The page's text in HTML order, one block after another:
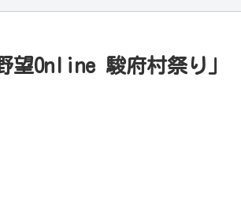
望Online 駿府村祭り」